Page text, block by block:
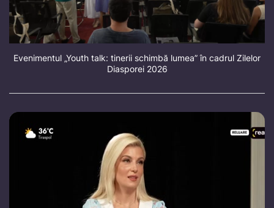
Evenimentul „Youth talk: tinerii schimbă lumea” în cadrul Zilelor
Diasporei 2026